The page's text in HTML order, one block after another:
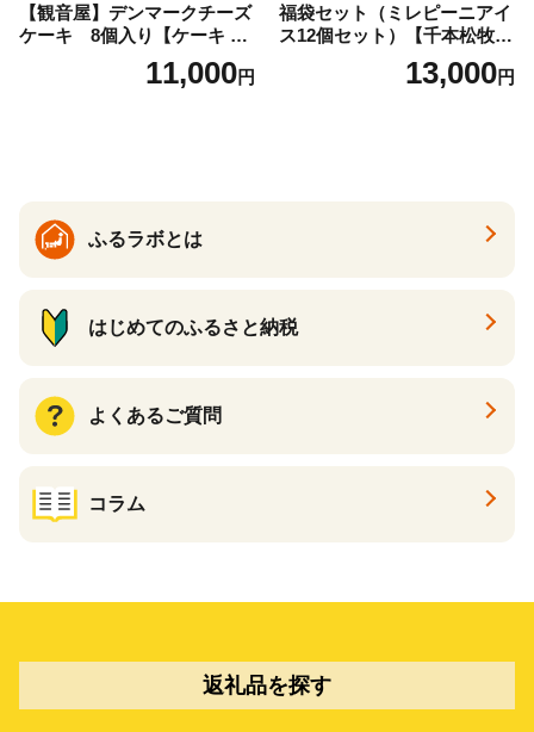
【観音屋】デンマークチーズ
ケーキ 8個入り【ケーキ チ
ーズケーキ 人気スイーツ お
すすめスイーツ 神戸スイー
11,000円
福袋セット（ミレピーニアイ
ス12個セット）【千本松牧
場】 ns025-014-12 【デザー
ト 詰め合わせ ギフト】
13,000円
ふるラボとは
はじめてのふるさと納税
よくあるご質問
コラム
返礼品を探す